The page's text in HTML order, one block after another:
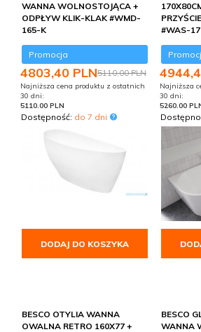
WANNA WOLNOSTOJĄCA +
ODPŁYW KLIK-KLAK #WMD-
165-K
Promocja
4803,40 PLN5110,00 PLN
Najniższa cena produktu z ostatnich
30 dni:
5110.00 PLN
Dostępność: do 7 dni
DODAJ DO KOSZYKA
#WAS-
4944,
Najniższa
30 dni:
5260.00
BESCO OTYLIA WANNA
OWALNA RETRO 160X77 +
BESCO
WANNA